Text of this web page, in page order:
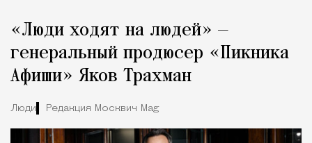
Город
«Люди ходят на людей» —
генеральный продюсер «Пикника
Афиши» Яков Трахман
Люди Редакция Москвич Mag